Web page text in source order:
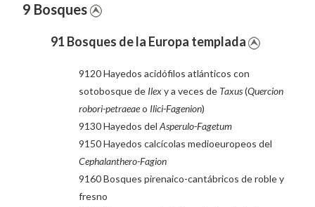
9 Bosques
91 Bosques de la Europa templada
9120 Hayedos acidófilos atlánticos con
sotobosque de Ilexy a veces de Taxus(Quercion
robori-petraeaeo Ilici-Fagenion)
9130 Hayedos delAsperulo-Fagetum
9150 Hayedos calcícolas medioeuropeos del
Cephalanthero-Fagion
9160 Bosques pirenaico-cantábricos de roble y
fresno